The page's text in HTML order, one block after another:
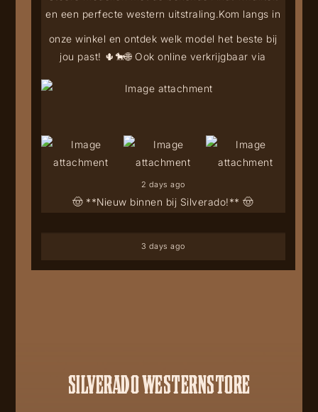
🤠 **Nieuw binnen bij Silverado!** 🤠
en een perfecte western uitstraling.Kom langs in
onze winkel en ontdek welk model het beste bij
jou past! 🌵🐎🌐 Ook online verkrijgbaar via
2 days ago
3 days ago
SILVERADO WESTERNSTORE